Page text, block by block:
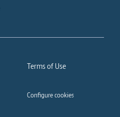
Terms of Use
Configure cookies